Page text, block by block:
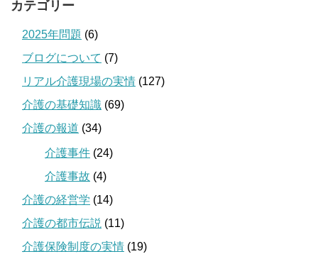
カテゴリー
2025年問題 (6)
ブログについて (7)
リアル介護現場の実情 (127)
介護の基礎知識 (69)
介護の報道 (34)
介護事件 (24)
介護事故 (4)
介護の経営学 (14)
介護の都市伝説 (11)
介護保険制度の実情 (19)